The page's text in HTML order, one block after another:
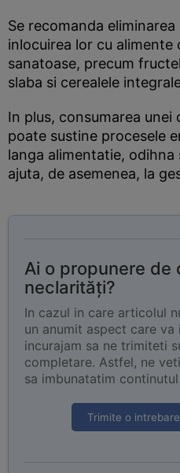
Se recomanda
inlocuirea lor cu alimente
sanatoase, precum
slaba si cerealele
In plus, consumarea
poate sustine procesele
langa alimentatie,
ajuta, de asemenea, la
Ai o propunere de
neclarități?
In cazul in care articolul
un anumit aspect care va
incurajam sa ne trimiteti
completare. Astfel, ne
sa imbunatatim
Trimite o